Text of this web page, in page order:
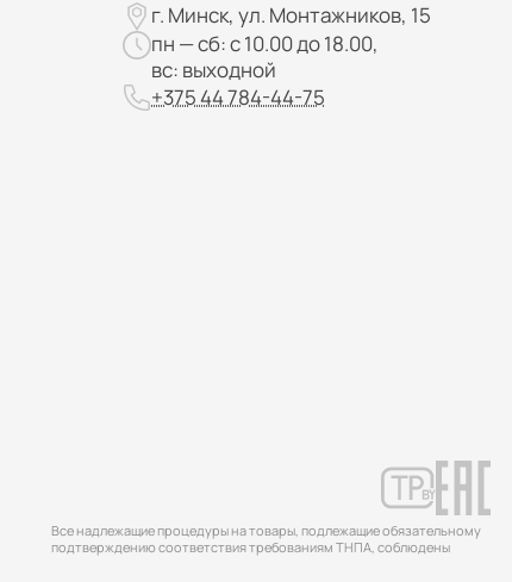
г. Минск, ул. Монтажников, 15
пн — сб: с 10.00 до 18.00,
вс: выходной
+375 44 784-44-75
Все надлежащие процедуры на товары, подлежащие обязательному
подтверждению соответствия требованиям ТНПА, соблюдены